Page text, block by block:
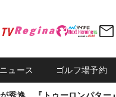
ュース ゴルフ場予約
秀逸 『トゥーロンパター』